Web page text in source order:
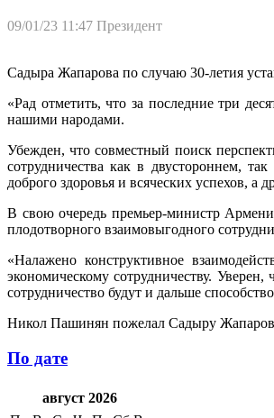
09/01/23 11:47 Президент
Садыра Жапарова по случаю 30-летия
«Рад отметить, что за последние три
нашими народами.
Убежден, что совместный поиск
сотрудничества как в двустороннем,
доброго здоровья и всяческих успехов,
В свою очередь премьер-министр
плодотворного взаимовыгодного
«Налажено конструктивное
экономическому сотрудничеству.
сотрудничество будут и дальше
Никол Пашинян пожелал Садыру
По дате
август 2026